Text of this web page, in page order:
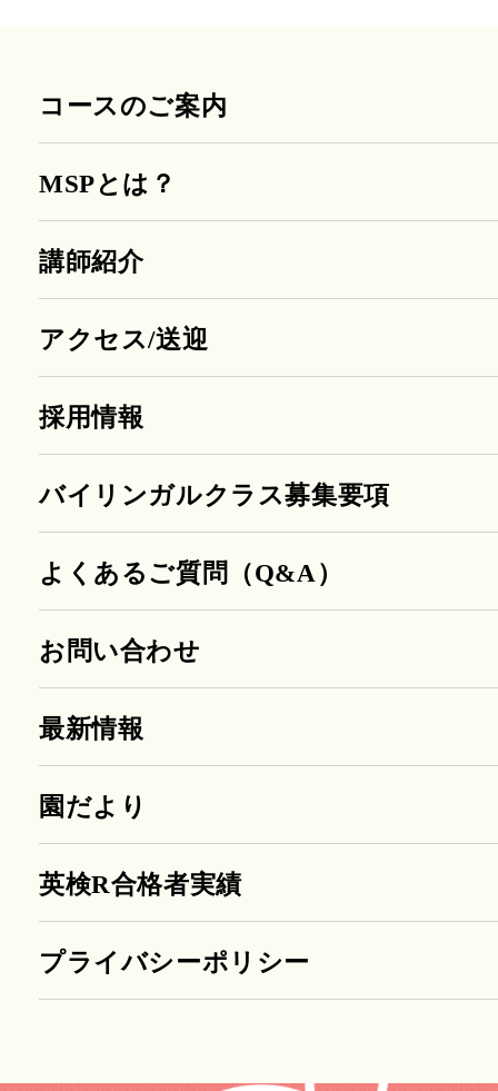
コースのご案内
MSPとは？
講師紹介
アクセス/送迎
採用情報
バイリンガルクラス募集要項
よくあるご質問（Q&A）
お問い合わせ
最新情報
園だより
英検R合格者実績
プライバシーポリシー